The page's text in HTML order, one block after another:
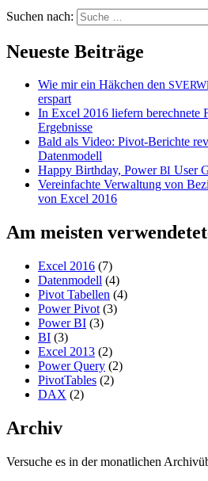
Suchen nach:
Neueste Beiträge
Wie mir ein Häkchen den
erspart
In Excel 2016 liefern berechnete
Ergebnisse
Bald als Video: Pivot-Berichte
Datenmodell
Happy Birthday, PowerBI User
Vereinfachte Verwaltung von
von Excel 2016
Am meisten
Excel 2016 (7)
Datenmodell (4)
Pivot Tabellen (4)
Power Pivot (3)
Power BI (3)
BI (3)
Excel 2013 (2)
Power Query (2)
PivotTables (2)
DAX (2)
Archiv
Versuche es in der monatlichen